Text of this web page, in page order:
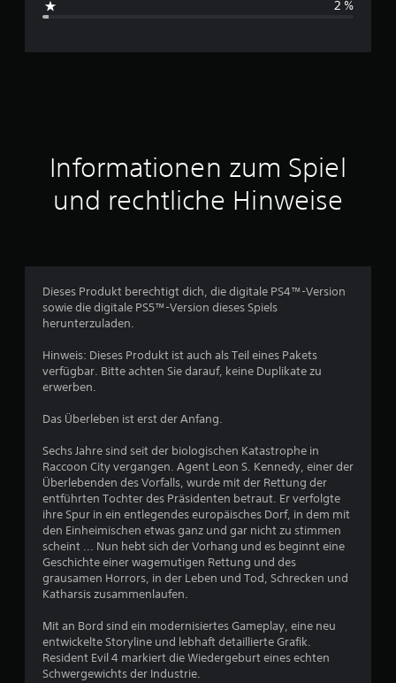
h
t
t
i
c
w
e
r
t
u
n
g
2 %
Informationen zum Spiel
und rechtliche Hinweise
Dieses Produkt berechtigt dich, die digitale PS4™-Version
sowie die digitale PS5™-Version dieses Spiels
herunterzuladen.
Hinweis: Dieses Produkt ist auch als Teil eines Pakets
verfügbar. Bitte achten Sie darauf, keine Duplikate zu
erwerben.
Das Überleben ist erst der Anfang.
Sechs Jahre sind seit der biologischen Katastrophe in
Raccoon City vergangen. Agent Leon S. Kennedy, einer der
Überlebenden des Vorfalls, wurde mit der Rettung der
entführten Tochter des Präsidenten betraut. Er verfolgte
ihre Spur in ein entlegendes europäisches Dorf, in dem mit
den Einheimischen etwas ganz und gar nicht zu stimmen
scheint ... Nun hebt sich der Vorhang und es beginnt eine
Geschichte einer wagemutigen Rettung und des
grausamen Horrors, in der Leben und Tod, Schrecken und
Katharsis zusammenlaufen.
Mit an Bord sind ein modernisiertes Gameplay, eine neu
entwickelte Storyline und lebhaft detaillierte Grafik.
Resident Evil 4 markiert die Wiedergeburt eines echten
Schwergewichts der Industrie.